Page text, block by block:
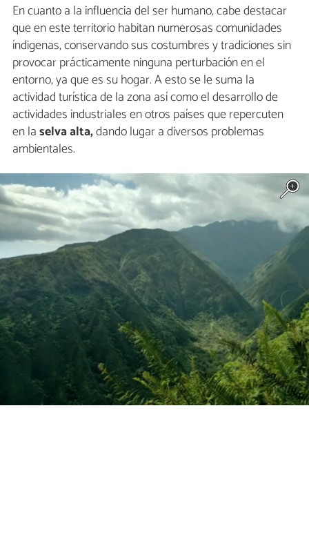
En cuanto a la influencia del ser humano, cabe destacar
que en este territorio habitan numerosas comunidades
índigenas, conservando sus costumbres y tradiciones sin
provocar prácticamente ninguna perturbación en el
entorno, ya que es su hogar. A esto se le suma la
actividad turística de la zona así como el desarrollo de
actividades industriales en otros países que repercuten
en laselva alta,dando lugar a diversos problemas
ambientales.